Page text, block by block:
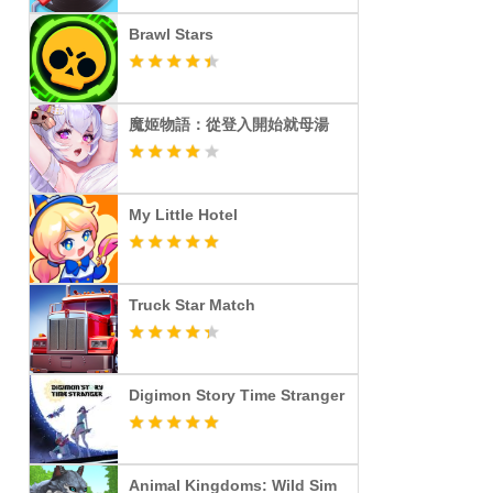
Brawl Stars
魔姬物語：從登入開始就母湯
My Little Hotel
Truck Star Match
Digimon Story Time Stranger
Animal Kingdoms: Wild Sim